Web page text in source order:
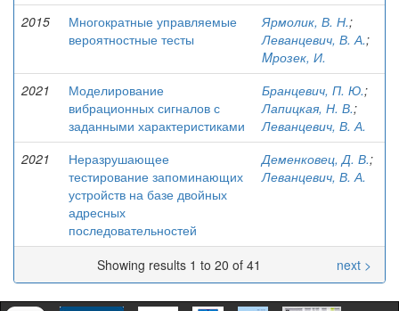
2015
Многократные управляемые
вероятностные тесты
Ярмолик, В. Н.;
Леванцевич, В. А.;
Mрозек, И.
2021
Моделирование
вибрационных сигналов с
заданными характеристиками
Бранцевич, П. Ю.;
Лапицкая, Н. В.;
Леванцевич, В. А.
2021
Неразрушающее
тестирование запоминающих
устройств на базе двойных
адресных
последовательностей
Деменковец, Д. В.;
Леванцевич, В. А.
Showing results 1 to 20 of 41 next >